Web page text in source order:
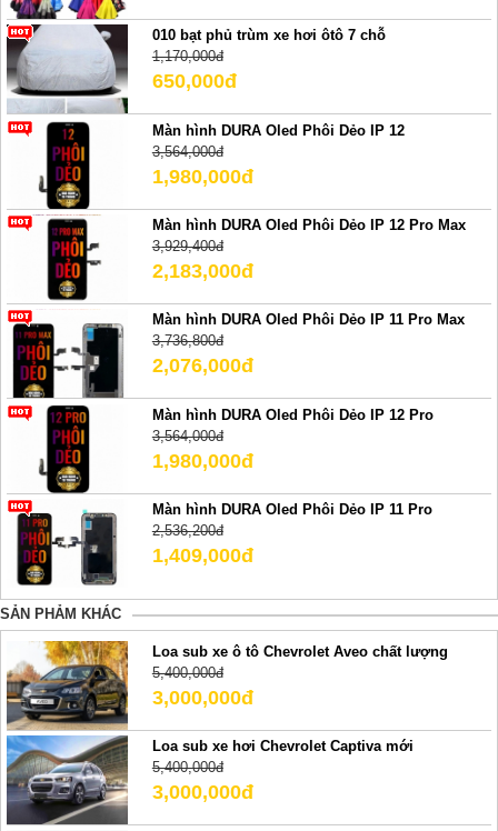
010 bạt phủ trùm xe hơi ôtô 7 chỗ
1,170,000đ
650,000đ
Màn hình DURA Oled Phôi Dẻo IP 12
3,564,000đ
1,980,000đ
Màn hình DURA Oled Phôi Dẻo IP 12 Pro Max
3,929,400đ
2,183,000đ
Màn hình DURA Oled Phôi Dẻo IP 11 Pro Max
3,736,800đ
2,076,000đ
Màn hình DURA Oled Phôi Dẻo IP 12 Pro
3,564,000đ
1,980,000đ
Màn hình DURA Oled Phôi Dẻo IP 11 Pro
2,536,200đ
1,409,000đ
SẢN PHẢM KHÁC
Loa sub xe ô tô Chevrolet Aveo chất lượng
5,400,000đ
3,000,000đ
Loa sub xe hơi Chevrolet Captiva mới
5,400,000đ
3,000,000đ